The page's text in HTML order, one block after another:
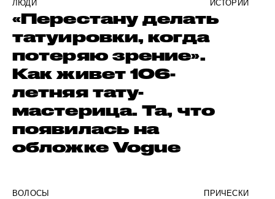
ЛЮДИ ИСТОРИИ
«Перестану делать
татуировки, когда
потеряю зрение».
Как живет 106-
летняя тату-
мастерица. Та, что
появилась на
обложке Vogue
ВОЛОСЫ ПРИЧЕСКИ